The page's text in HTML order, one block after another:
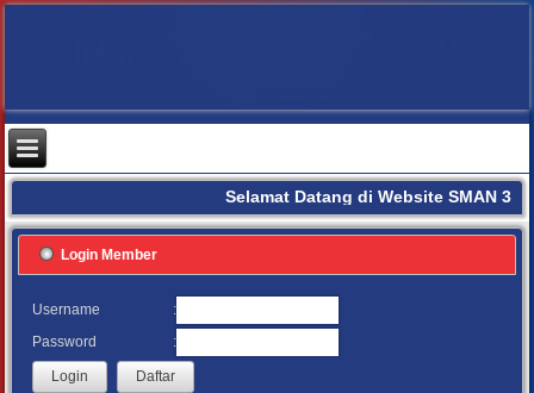
Selamat Datang di Website SMAN 3
Login Member
Username
:
Password
: